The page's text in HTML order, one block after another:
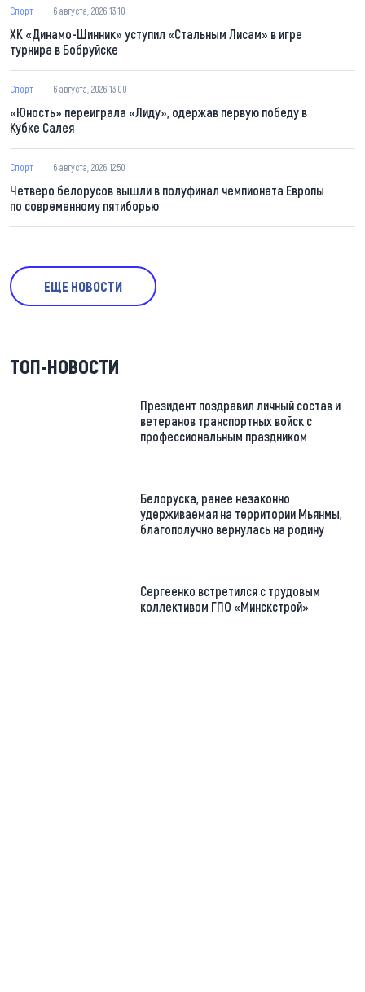
Спорт 6 августа, 2026 13:10
ХК «Динамо-Шинник» уступил «Стальным Лисам» в игре
турнира в Бобруйске
Спорт 6 августа, 2026 13:00
«Юность» переиграла «Лиду», одержав первую победу в
Кубке Салея
Спорт 6 августа, 2026 12:50
Четверо белорусов вышли в полуфинал чемпионата Европы
по современному пятиборью
ЕЩЕ НОВОСТИ
ТОП-НОВОСТИ
Президент поздравил личный состав и
ветеранов транспортных войск с
профессиональным праздником
Белоруска, ранее незаконно
удерживаемая на территории Мьянмы,
благополучно вернулась на родину
Сергеенко встретился с трудовым
коллективом ГПО «Минскстрой»